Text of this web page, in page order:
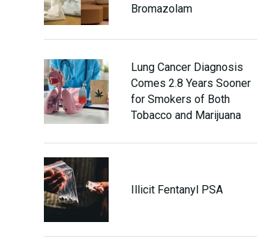
Bromazolam
Lung Cancer Diagnosis
Comes 2.8 Years Sooner
for Smokers of Both
Tobacco and Marijuana
Illicit Fentanyl PSA